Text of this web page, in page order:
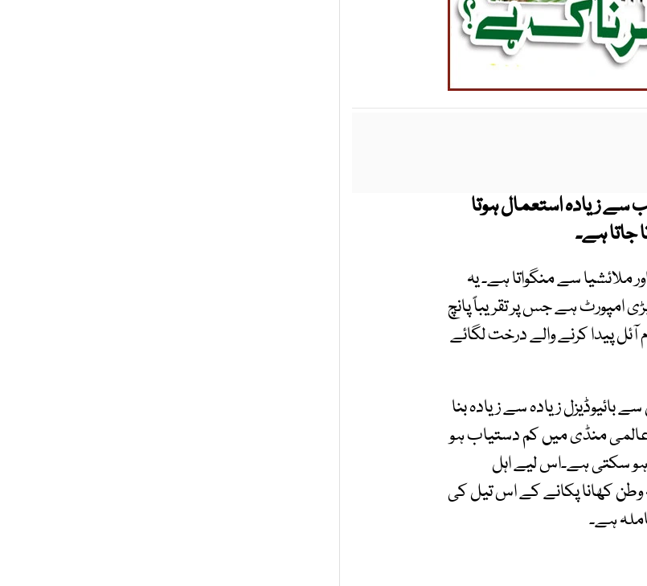
سے زیادہ استعمال ہوتا
جاتا ہے۔
ملائشیا سے منگواتا ہے۔ یہ
امپورٹ ہے جس پر تقریباً پانچ
آئل پیدا کرنے والے درخت لگائے
بائیوڈیزل زیادہ سے زیادہ بنا
عالمی منڈی میں کم دستیاب ہو
سکتی ہے۔اس لیے اہل
وطن کھانا پکانے کے اس تیل کی
ہے۔